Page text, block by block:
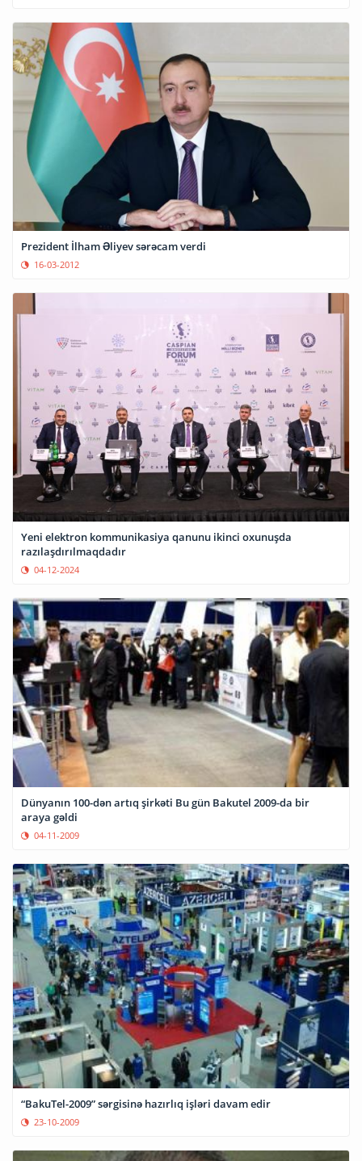
Prezident İlham Əliyev sərəcam verdi
16-03-2012
Yeni elektron kommunikasiya qanunu ikinci oxunuşda
razılaşdırılmaqdadır
04-12-2024
Dünyanın 100-dən artıq şirkəti Bu gün Bakutel 2009-da bir
araya gəldi
04-11-2009
“BakuTel-2009” sərgisinə hazırlıq işləri davam edir
23-10-2009